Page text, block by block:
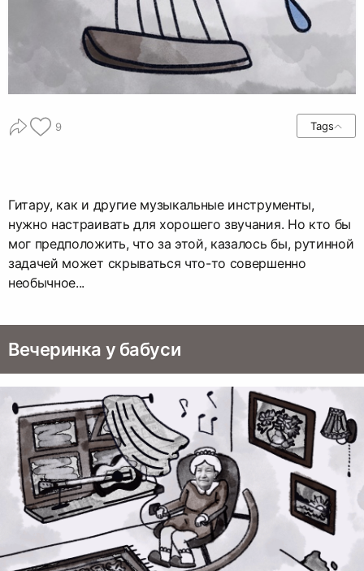
9 Tags
Гитару, как и другие музыкальные инструменты,
нужно настраивать для хорошего звучания. Но кто бы
мог предположить, что за этой, казалось бы, рутинной
задачей может скрываться что-то совершенно
необычное...
Вечеринка у бабуси